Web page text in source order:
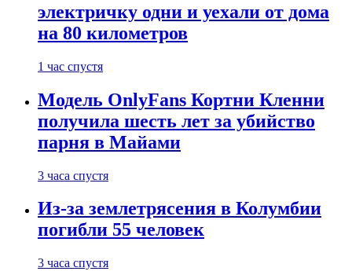
электричку одни и уехали от дома
на 80 километров
1 час спустя
Модель OnlyFans Кортни Кленни
получила шесть лет за убийство
парня в Майами
3 часа спустя
Из-за землетрясения в Колумбии
погибли 55 человек
3 часа спустя